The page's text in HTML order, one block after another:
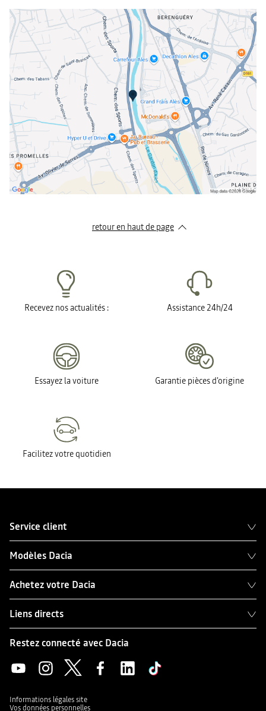
mardi
08:00 - 12:00 14:00 - 19:00
mercredi
08:00 - 12:00
14:00 - 19:00
jeudi
08:00 - 12:00 14:00 - 19:00
vendredi
08:00 - 12:0014:00 - 19:00
samedi
09:00 - 12:0014:00 - 18:30
dimanche
Fermé
retour en haut de page​
Recevez nos actualités : Assistance 24h/24
Essayez la voiture Garantie pièces d'origine
Facilitez votre quotidien
Service client
Modèles Dacia
Achetez votre Dacia
Liens directs
Restez connecté avec Dacia
Informations légales site
Vos données personnelles